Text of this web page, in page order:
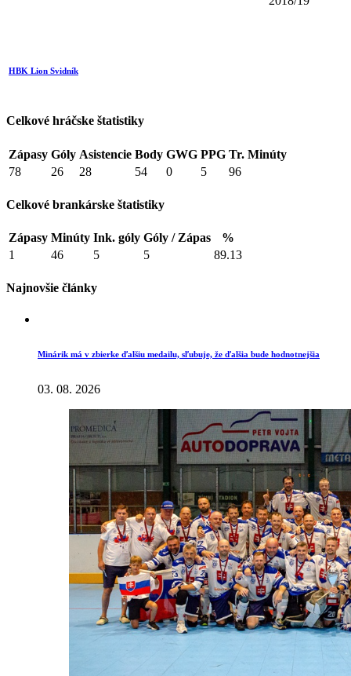
HBK Lion Svidník
Celkové hráčske štatistiky
Zápasy Góly Asistencie Body GWG PPG Tr. Minúty
78
26 28 54 0 5 96
Celkové brankárske štatistiky
Zápasy Minúty Ink. góly Góly / Zápas
%
1
46 5 5 89.13
Najnovšie články
Minárik má v zbierke ďalšiu medailu, sľubuje, že ďalšia bude hodnotnejšia
03. 08. 2026